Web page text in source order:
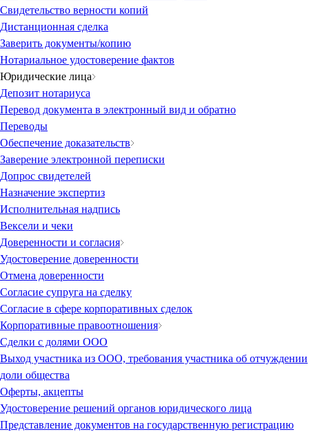
Свидетельство верности копий
Дистанционная сделка
Заверить документы/копию
Нотариальное удостоверение фактов
Юридические лица
Депозит нотариуса
Перевод документа в электронный вид и обратно
Переводы
Обеспечение доказательств
Заверение электронной переписки
Допрос свидетелей
Назначение экспертиз
Исполнительная надпись
Вексели и чеки
Доверенности и согласия
Удостоверение доверенности
Отмена доверенности
Согласие супруга на сделку
Согласие в сфере корпоративных сделок
Корпоративные правоотношения
Сделки с долями ООО
Выход участника из ООО, требования участника об отчуждении
доли общества
Оферты, акцепты
Удостоверение решений органов юридического лица
Представление документов на государственную регистрацию